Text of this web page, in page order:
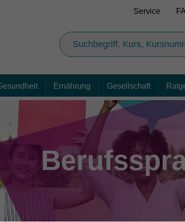
Service
Ernährung Gesellschaft